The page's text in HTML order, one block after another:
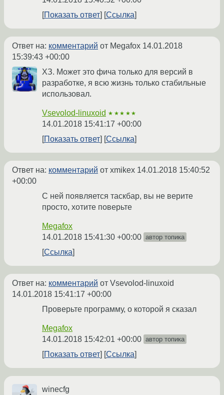
Показать ответ
Ссылка
Ответ на: комментарий от Megafox 14.01.2018
15:39:43 +00:00
ХЗ. Может это фича только для версий в
разработке, я всю жизнь только стабильные
использовал.
Vsevolod-linuxoid ★★★★★
14.01.2018 15:41:17 +00:00
Показать ответ
Ссылка
Ответ на: комментарий от xmikex 14.01.2018 15:40:52
+00:00
С ней появляется таскбар, вы не верите
просто, хотите поверьте
Megafox
14.01.2018 15:41:30 +00:00 автор топика
Ссылка
Ответ на: комментарий от Vsevolod-linuxoid
14.01.2018 15:41:17 +00:00
Проверьте программу, о которой я сказал
Megafox
14.01.2018 15:42:01 +00:00 автор топика
Показать ответ Ссылка
winecfg